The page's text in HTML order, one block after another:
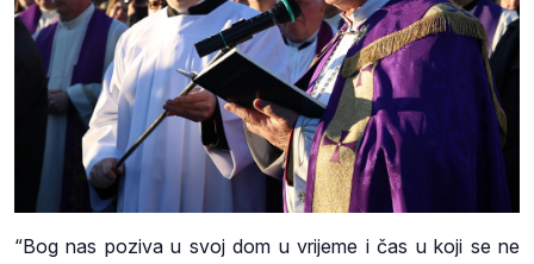
“Bog nas poziva u svoj dom u vrijeme i čas u koji se ne